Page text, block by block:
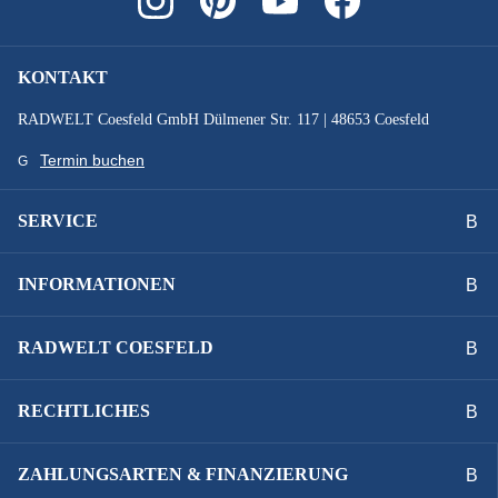
Technische Ausstattungsänderungen und Irrtümer
vorbehalten.
KONTAKT
RADWELT Coesfeld GmbH Dülmener Str. 117 | 48653 Coesfeld
Termin buchen
SERVICE
INFORMATIONEN
RADWELT COESFELD
RECHTLICHES
ZAHLUNGSARTEN & FINANZIERUNG